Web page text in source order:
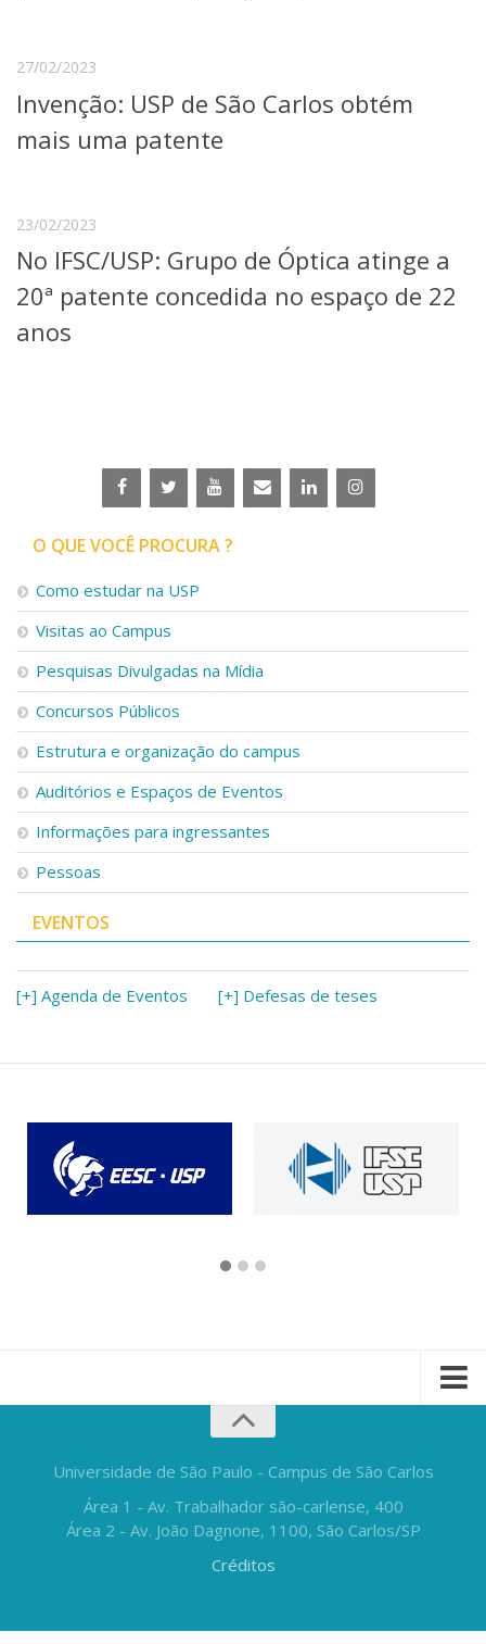
Projetos, Programas e Cursos
Artes, Cultura e Esportes
Bibliotecas
Apoio ao Estudante
Segurança, Trânsito e Prevenção
RH, Administrativo e Financeiro
Outros serviços
Defesa de Teses
27/02/2023
Invenção: USP de São Carlos obtém
mais uma patente
23/02/2023
No IFSC/USP: Grupo de Óptica atinge a
20ª patente concedida no espaço de 22
anos
O QUE VOCÊ PROCURA ?
Como estudar na USP
Visitas ao Campus
Pesquisas Divulgadas na Mídia
Concursos Públicos
Estrutura e organização do campus
Auditórios e Espaços de Eventos
Informações para ingressantes
Pessoas
EVENTOS
[+] Agenda de Eventos [+] Defesas de teses
Universidade de São Paulo - Campus de São Carlos
Área 1 - Av. Trabalhador são-carlense, 400
Área 2 - Av. João Dagnone, 1100, São Carlos/SP
Créditos